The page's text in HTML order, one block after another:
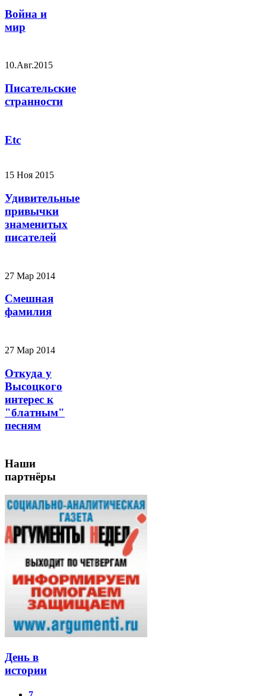
Война и
мир
10.Авг.2015
Писательские
странности
Etc
15 Ноя 2015
Удивительные
привычки
знаменитых
писателей
27 Мар 2014
Смешная
фамилия
27 Мар 2014
Откуда у
Высоцкого
интерес к
"блатным"
песням
Наши
партнёры
День в
истории